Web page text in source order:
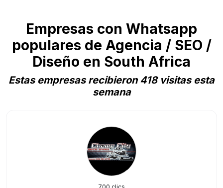
Empresas con Whatsapp
populares de Agencia / SEO /
Diseño en South Africa
Estas empresas recibieron 418 visitas esta
semana